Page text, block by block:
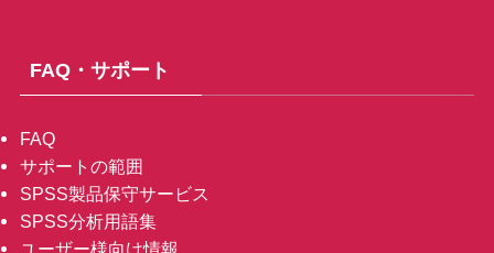
FAQ・サポート
FAQ
サポートの範囲
SPSS製品保守サービス
SPSS分析用語集
ユーザー様向け情報